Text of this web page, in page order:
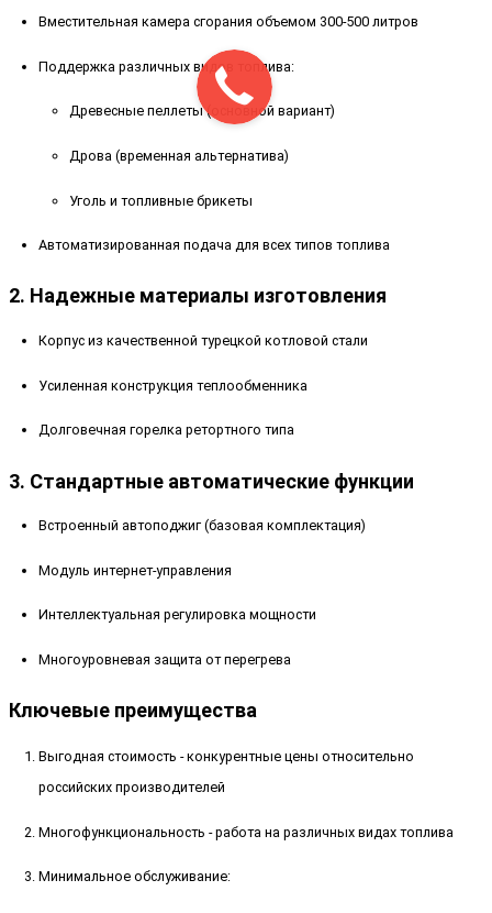
Вместительная камера сгорания объемом 300-500 литров
Поддержка различных видов топлива:
Древесные пеллеты (основной вариант)
Дрова (временная альтернатива)
Уголь и топливные брикеты
Автоматизированная подача для всех типов топлива
2. Надежные материалы изготовления
Корпус из качественной турецкой котловой стали
Усиленная конструкция теплообменника
Долговечная горелка ретортного типа
3. Стандартные автоматические функции
Встроенный автоподжиг (базовая комплектация)
Модуль интернет-управления
Интеллектуальная регулировка мощности
Многоуровневая защита от перегрева
Ключевые преимущества
Выгодная стоимость - конкурентные цены относительно
российских производителей
Многофункциональность - работа на различных видах топлива
Минимальное обслуживание: